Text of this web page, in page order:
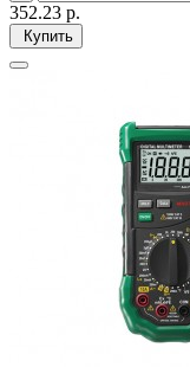
352.23 р.
Купить